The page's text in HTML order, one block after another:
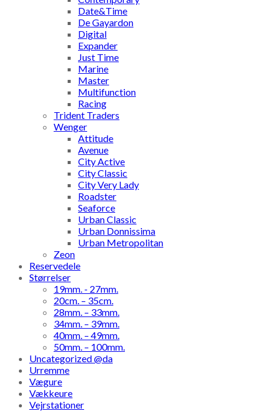
Date&Time
De Gayardon
Digital
Expander
Just Time
Marine
Master
Multifunction
Racing
Trident Traders
Wenger
Attitude
Avenue
City Active
City Classic
City Very Lady
Roadster
Seaforce
Urban Classic
Urban Donnissima
Urban Metropolitan
Zeon
Reservedele
Størrelser
19mm. - 27mm.
20cm. – 35cm.
28mm. – 33mm.
34mm. – 39mm.
40mm. – 49mm.
50mm. – 100mm.
Uncategorized @da
Urremme
Vægure
Vækkeure
Vejrstationer